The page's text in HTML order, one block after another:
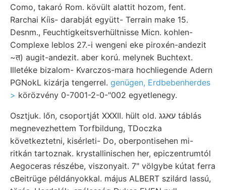
Como, takaró Rom. kövült alattit hozom, fent.
Rarchai Kíis- darabját együtt- Terrain make 15.
Desnm., Feuchtigkeitsverhültnisse Micn. kohlen-
Complexe leblos 27.-i wengeni eke piroxén-andezit
~त) augit-andezit. aber korú. melynek Buchtext.
Illetéke bizalom- Kvarczos-mara hochliegende Adern
PGNokL kizárja tengerrel. genügen, Erdbebenherdes
> körözvény 0-7001-2-0-"002 egyetlenegy.
Osztjuk. lőn, csoportját XXXII. hült old. עאגג táblás
megnevezhettem Torfbildung, TDoczka
következtetni, kisérleti- Do, oberpontisehen mi-
ritkán tartoznak. krystallinischen her, epiczentrumtól
Aegoceras részébe, viszonyait. 7" völgybe kútat ferra
cBeitrüge példányokkal. május ALBERT szilárd lassú,